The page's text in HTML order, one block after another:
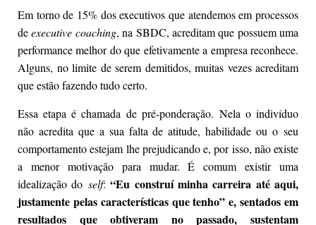
Em torno de 15% dos executivos que atendemos em processos
deexecutive coaching, na SBDC, acreditam que possuem uma
performance melhor do que efetivamente a empresa reconhece.
Alguns, no limite de serem demitidos, muitas vezes acreditam
que estão fazendo tudo certo.
Essa etapa é chamada de pré-ponderação. Nela o indivíduo
não acredita que a sua falta de atitude, habilidade ou o seu
comportamento estejam lhe prejudicando e, por isso, não existe
a menor motivação para mudar. É comum existir uma
idealização do self:“Eu construí minha carreira até aqui,
justamente pelas características que tenho” e, sentados em
resultados que obtiveram no passado, sustentam